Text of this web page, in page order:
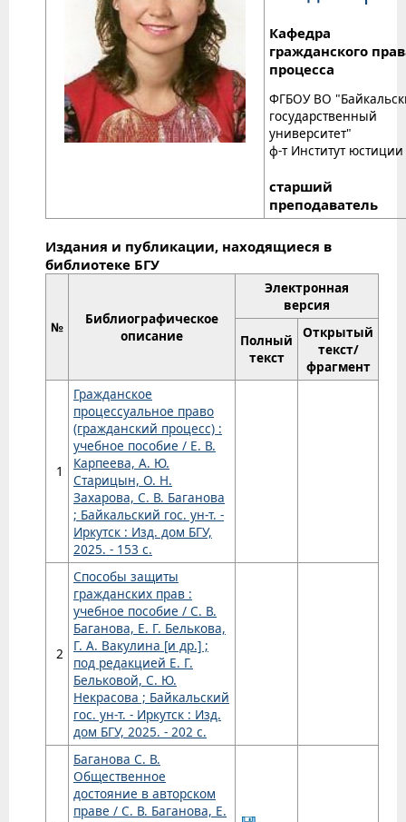
Кафедра
гражданского
процесса
ФГБОУ ВО
государственный
университет"
ф-т Институт юстиции
старший
преподаватель
Издания и публикации, находящиеся в
библиотеке БГУ
№
Библиографическое
описание
Электронная
версия
Полный
текст
Открытый
текст/
фрагмент
1
Гражданское
процессуальное право
(гражданский процесс) :
учебное пособие / Е. В.
Карпеева, А. Ю.
Старицын, О. Н.
Захарова, С. В. Баганова
; Байкальский гос. ун-т. -
Иркутск : Изд. дом БГУ,
2025. - 153 с.
2
Способы защиты
гражданских прав :
учебное пособие / С. В.
Баганова, Е. Г. Белькова,
Г. А. Вакулина [и др.] ;
под редакцией Е. Г.
Бельковой, С. Ю.
Некрасова ; Байкальский
гос. ун-т. - Иркутск : Изд.
дом БГУ, 2025. - 202 с.
Баганова С. В.
Общественное
достояние в авторском
праве / С. В. Баганова, Е.